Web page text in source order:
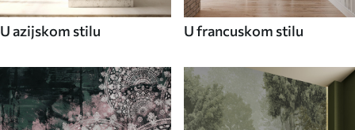
U azijskom stilu U francuskom stilu